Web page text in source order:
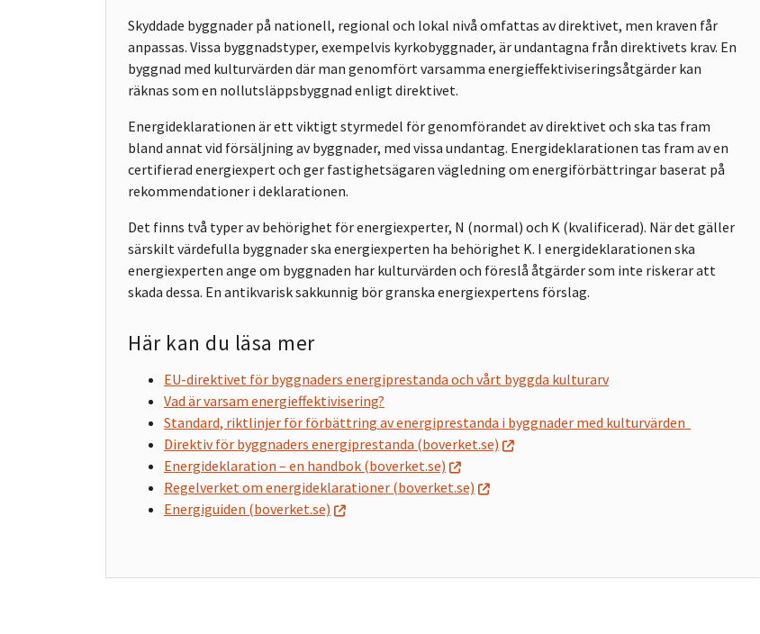
Skyddade byggnader på nationell, regional och lokal nivå omfattas av direktivet, men kraven får
anpassas. Vissa byggnadstyper, exempelvis kyrkobyggnader, är undantagna från direktivets krav. En
byggnad med kulturvärden där man genomfört varsamma energieffektiviseringsåtgärder kan
räknas som en nollutsläppsbyggnad enligt direktivet.
Energideklarationen är ett viktigt styrmedel för genomförandet av direktivet och ska tas fram
bland annat vid försäljning av byggnader, med vissa undantag. Energideklarationen tas fram av en
certifierad energiexpert och ger fastighetsägaren vägledning om energiförbättringar baserat på
rekommendationer i deklarationen.
Det finns två typer av behörighet för energiexperter, N (normal) och K (kvalificerad). När det gäller
särskilt värdefulla byggnader ska energiexperten ha behörighet K. I energideklarationen ska
energiexperten ange om byggnaden har kulturvärden och föreslå åtgärder som inte riskerar att
skada dessa. En antikvarisk sakkunnig bör granska energiexpertens förslag.
Här kan du läsa mer
EU-direktivet för byggnaders energiprestanda och vårt byggda kulturarv
Vad är varsam energieffektivisering?
Standard, riktlinjer för förbättring av energiprestanda i byggnader med kulturvärden
Direktiv för byggnaders energiprestanda (boverket.se)
Energideklaration – en handbok (boverket.se)
Regelverket om energideklarationer (boverket.se)
Energiguiden (boverket.se)